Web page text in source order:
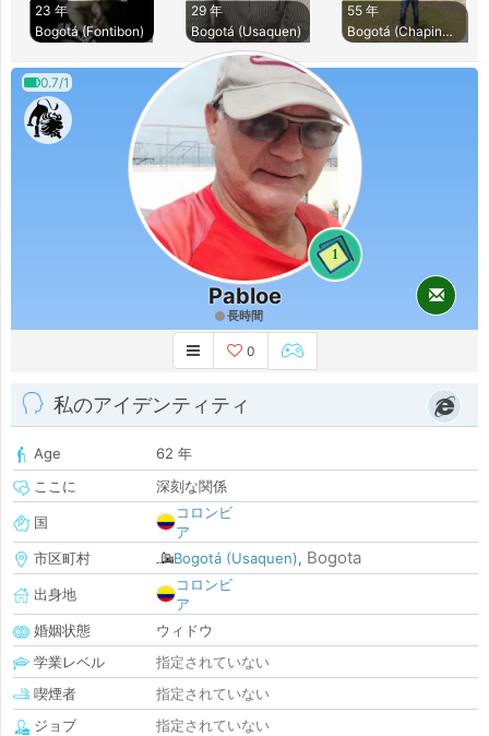
23 年
Bogotá (Fontibon)
29 年
Bogotá (Usaquen)
55 年
Bogotá (Chapinero)
0.7/1
1
Pabloe
長時間
0
私のアイデンティティ
Age
62 年
ここに
深刻な関係
国
コロンビ
ア
市区町村
Bogotá (Usaquen), Bogota
出身地
コロンビ
ア
婚姻状態
ウィドウ
学業レベル
指定されていない
喫煙者
指定されていない
ジョブ
指定されていない